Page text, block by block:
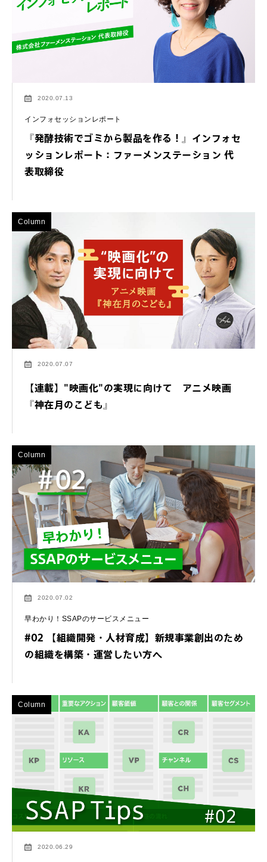
2020.07.13
インフォセッションレポート
『発酵技術でゴミから製品を作る！』インフォセ
ッションレポート：ファーメンステーション 代
表取締役
Column
2020.07.07
【連載】"映画化"の実現に向けて アニメ映画
『神在月のこども』
Column
2020.07.02
早わかり！SSAPのサービスメニュー
#02 【組織開発・人材育成】新規事業創出のため
の組織を構築・運営したい方へ
Column
2020.06.29